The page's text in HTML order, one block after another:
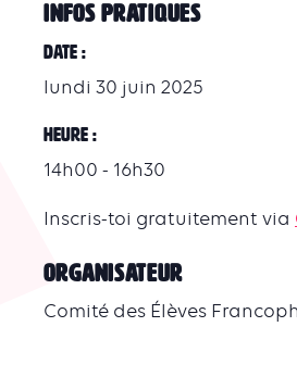
INFOS PRATIQUES
Date :
lundi 30 juin 2025
Heure :
14h00 - 16h30
Inscris-toi gratuitement via
ORGANISATEUR
Comité des Élèves